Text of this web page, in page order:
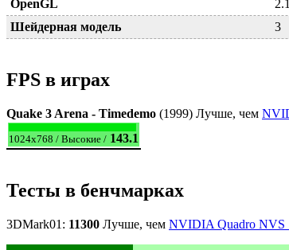
OpenGL
2.1
Шейдерная модель
3
FPS в играх
Quake 3 Arena - Timedemo (1999) Лучше, чем
1024x768 / Высокие / 143.1
Тесты в бенчмарках
3DMark01: 11300 Лучше, чем NVIDIA Quadro NVS